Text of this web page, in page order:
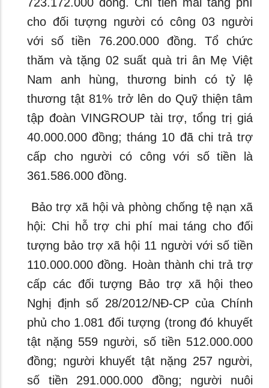
cho đối tượng người có công 03 người
với số tiền 76.200.000 đồng. Tổ chức
thăm và tặng 02 suất quà tri ân Mẹ Việt
Nam anh hùng, thương binh có tỷ lệ
thương tật 81% trở lên do Quỹ thiện tâm
tập đoàn VINGROUP tài trợ, tổng trị giá
40.000.000 đồng; tháng 10 đã chi trả trợ
cấp cho người có công với số tiền là
361.586.000 đồng.
Bảo trợ xã hội và phòng chống tệ nạn xã
hội: Chi hỗ trợ chi phí mai táng cho đối
tượng bảo trợ xã hội 11 người với số tiền
110.000.000 đồng. Hoàn thành chi trả trợ
cấp các đối tượng Bảo trợ xã hội theo
Nghị định số 28/2012/NĐ-CP của Chính
phủ cho 1.081 đối tượng (trong đó khuyết
tật nặng 559 người, số tiền 512.000.000
đồng; người khuyết tật nặng 257 người,
số tiền 291.000.000 đồng; người nuôi